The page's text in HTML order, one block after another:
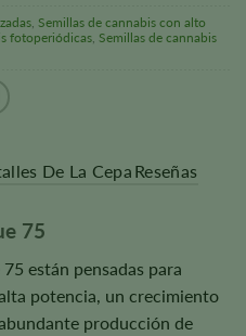
Semillas de cannabis con alto
fotoperiódicas Semillas de cannabis
De La Cepa Reseñas
75
75 están pensadas para
potencia, un crecimiento
producción de